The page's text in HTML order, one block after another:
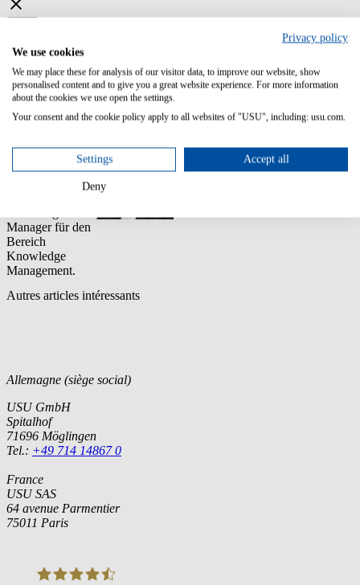
Home
blog
jarrod davis
Jarrod Davis
Jarrod arbeitete
Manager für den
Bereich
Knowledge
Management.
Autres articles intéressants
Allemagne (siège social)
USU GmbH
Spitalhof
71696 Möglingen
Tel.: +49 714 14867 0
France
USU SAS
64 avenue Parmentier
75011 Paris
Privacy policy
We use cookies
We may place these for analysis of our visitor data, to improve our website, show
personalised content and to give you a great website experience. For more information
about the cookies we use open the settings.
Your consent and the cookie policy apply to all websites of "USU", including: usu.com.
Settings Accept all
Deny